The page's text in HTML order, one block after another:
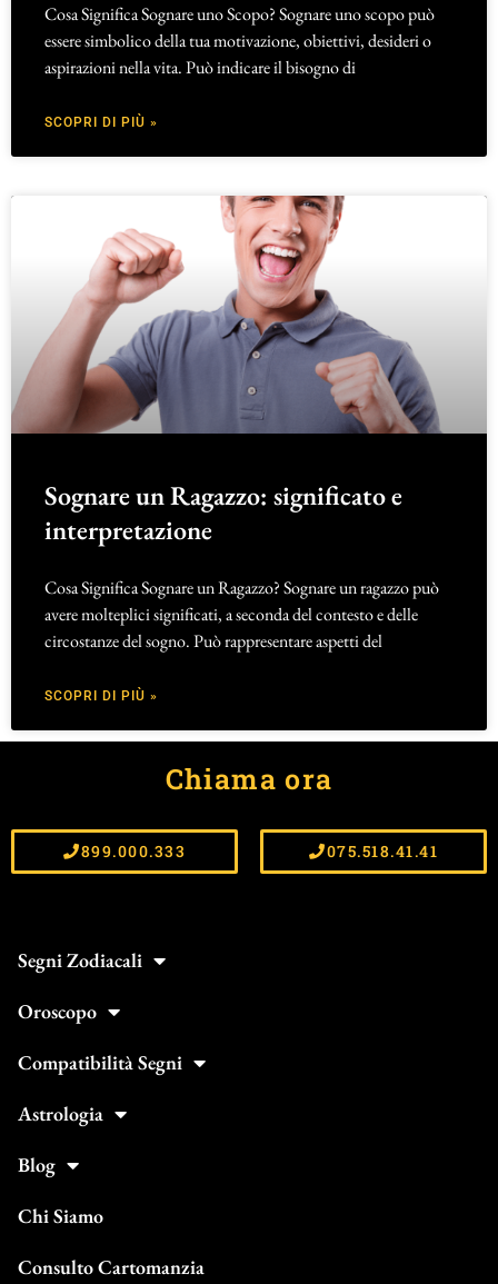
Cosa Significa Sognare uno Scopo? Sognare uno scopo può
essere simbolico della tua motivazione, obiettivi, desideri o
aspirazioni nella vita. Può indicare il bisogno di
SCOPRI DI PIÙ »
Sognare un Ragazzo: significato e
interpretazione
Cosa Significa Sognare un Ragazzo? Sognare un ragazzo può
avere molteplici significati, a seconda del contesto e delle
circostanze del sogno. Può rappresentare aspetti del
SCOPRI DI PIÙ »
Chiama ora
899.000.333 075.518.41.41
Segni Zodiacali
Oroscopo
Compatibilità Segni
Astrologia
Blog
Chi Siamo
Consulto Cartomanzia